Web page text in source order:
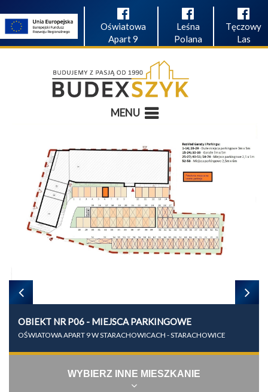
Oświatowa
Apart 9
Leśna
Polana
Tęczowy
Las
MENU
OBIEKT NR P06 - MIEJSCA PARKINGOWE
OŚWIATOWA APART 9 W STARACHOWICACH - STARACHOWICE
WYBIERZ INNE MIESZKANIE